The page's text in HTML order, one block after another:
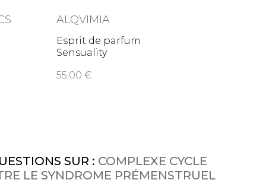
ALQVIMIA
Esprit de parfum
Sensuality
55,00
SUR : COMPLEXE CYCLE
LE SYNDROME PRÉMENSTRUEL